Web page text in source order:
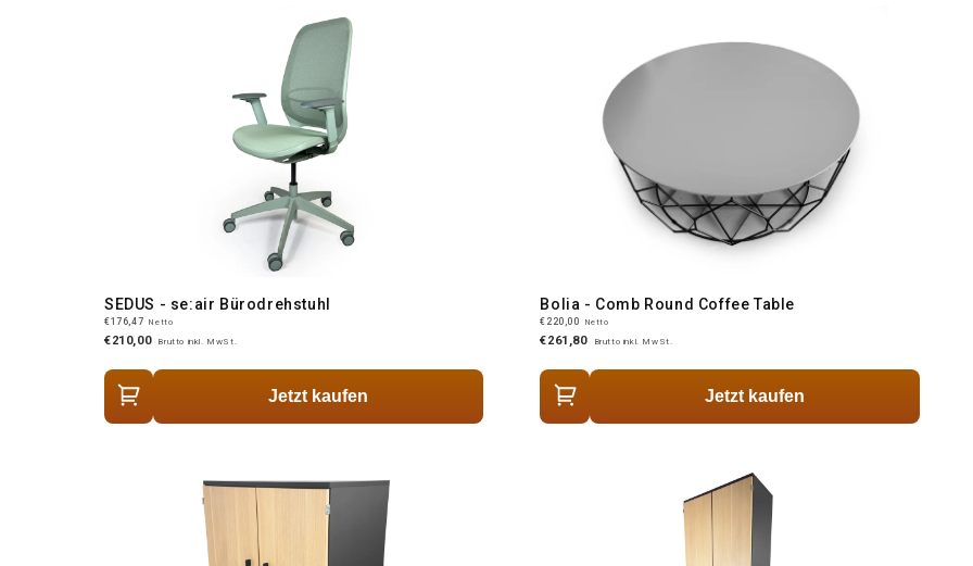
SEDUS - se:air Bürodrehstuhl
€176,47 Netto
€210,00 Brutto inkl. MwSt.
Jetzt kaufen
Bolia - Comb Round Coffee Table
€220,00 Netto
€261,80 Brutto inkl. MwSt.
Jetzt kaufen